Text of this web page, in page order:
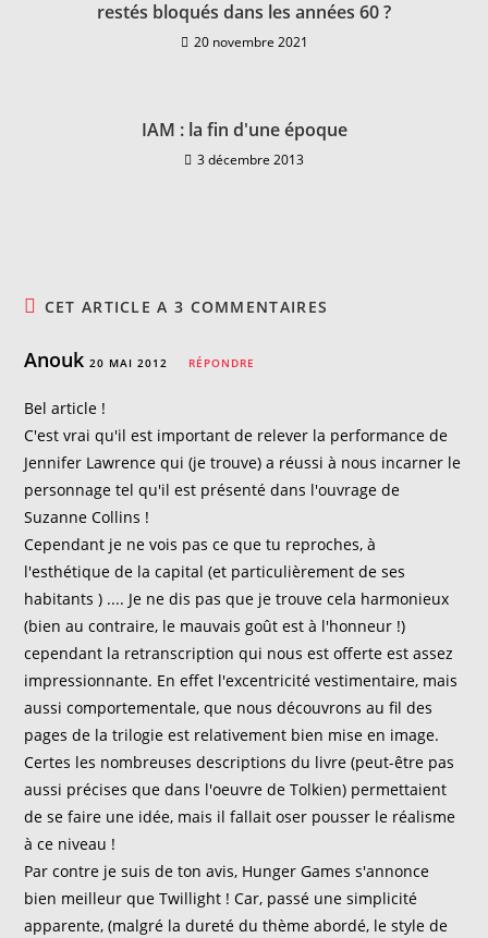
restés bloqués dans les années 60 ?
20 novembre 2021
IAM : la fin d'une époque
3 décembre 2013
CET ARTICLE A 3 COMMENTAIRES
Anouk20 MAI 2012 RÉPONDRE
Bel article !
C'est vrai qu'il est important de relever la performance de
Jennifer Lawrence qui (je trouve) a réussi à nous incarner le
personnage tel qu'il est présenté dans l'ouvrage de
Suzanne Collins !
Cependant je ne vois pas ce que tu reproches, à
l'esthétique de la capital (et particulièrement de ses
habitants ) .... Je ne dis pas que je trouve cela harmonieux
(bien au contraire, le mauvais goût est à l'honneur !)
cependant la retranscription qui nous est offerte est assez
impressionnante. En effet l'excentricité vestimentaire, mais
aussi comportementale, que nous découvrons au fil des
pages de la trilogie est relativement bien mise en image.
Certes les nombreuses descriptions du livre (peut-être pas
aussi précises que dans l'oeuvre de Tolkien) permettaient
de se faire une idée, mais il fallait oser pousser le réalisme
à ce niveau !
Par contre je suis de ton avis, Hunger Games s'annonce
bien meilleur que Twillight ! Car, passé une simplicité
apparente, (malgré la dureté du thème abordé, le style de